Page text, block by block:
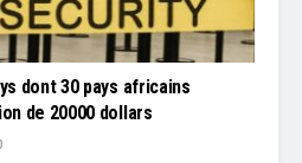
dont 30 pays africains
de 20000 dollars